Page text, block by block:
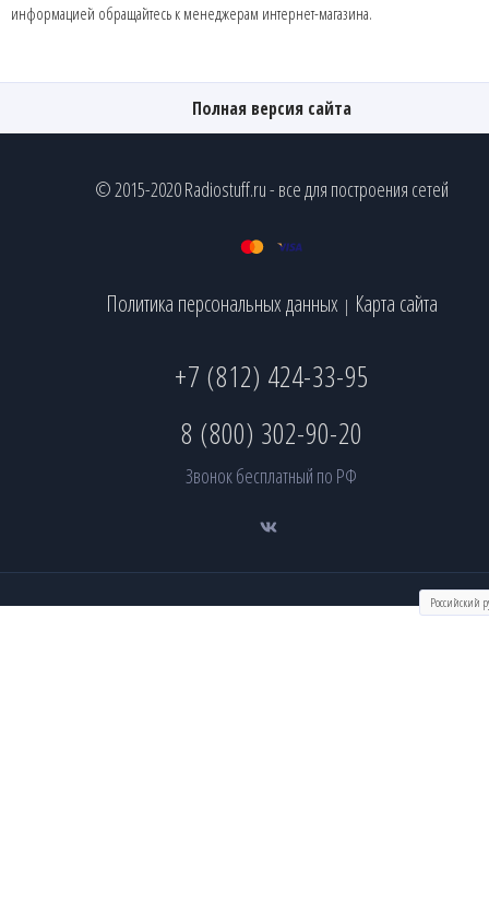
информацией обращайтесь к менеджерам интернет-магазина.
Полная версия сайта
© 2015-2020 Radiostuff.ru - все для построения сетей
Политика персональных данных | Карта сайта
+7 (812) 424-33-95
8 (800) 302-90-20
Звонок бесплатный по РФ